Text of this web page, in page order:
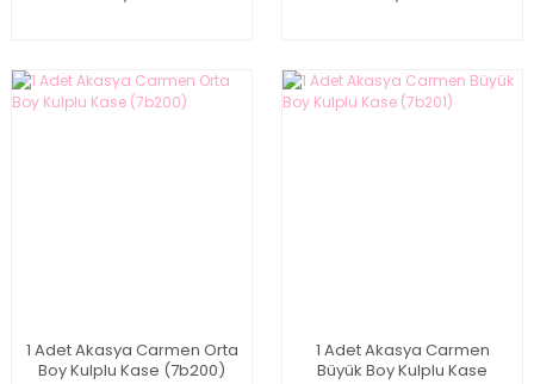
1 Adet Akasya Carmen Orta
Boy Kulplu Kase (7b200)
1 Adet Akasya Carmen
Büyük Boy Kulplu Kase